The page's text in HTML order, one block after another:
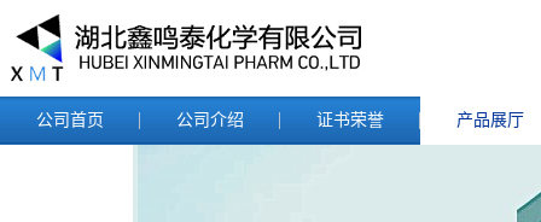
公司首页 公司介绍 证书荣誉 产品展厅